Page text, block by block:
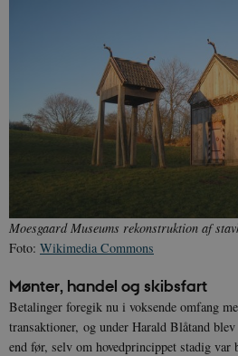
Moesgaard Museums rekonstruktion af
Foto: Wikimedia Commons
Mønter, handel og skibsfart
Betalinger foregik nu i voksende omfang
transaktioner, og under Harald Blåtand
end før, selv om hovedprincippet stadig